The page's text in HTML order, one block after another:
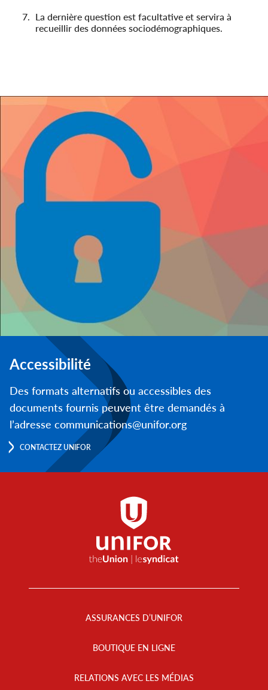
La dernière question est facultative et servira à
recueillir des données sociodémographiques.
Accessibilité
Des formats alternatifs ou accessibles des
documents fournis peuvent être demandés à
l’adresse communications@unifor.org
CONTACTEZ UNIFOR
ASSURANCES D’UNIFOR
BOUTIQUE EN LIGNE
RELATIONS AVEC LES MÉDIAS